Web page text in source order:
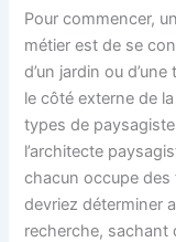
Pour commencer,
métier est de se
d’un jardin ou
le côté externe de
types de
l’architecte
chacun occupe
devriez déterminer
recherche, sachant